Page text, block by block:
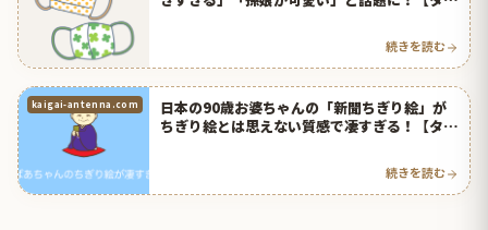
続きを読む
kaigai-antenna.com
日本の90歳お婆ちゃんの「新聞ちぎり絵」が
ちぎり絵とは思えない質感で凄すぎる！【タイ
続きを読む